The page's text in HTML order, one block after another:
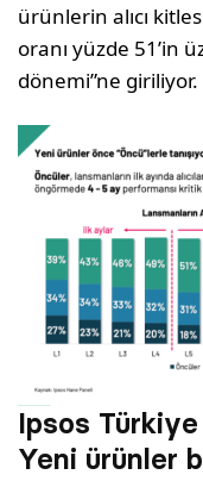
ürünlerin alıcı
oranı yüzde 51’in
dönemi”ne giriliyor.
Ipsos Türkiye
Yeni ürünler